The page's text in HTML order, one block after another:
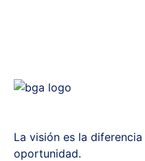
La visión es la
oportunidad.